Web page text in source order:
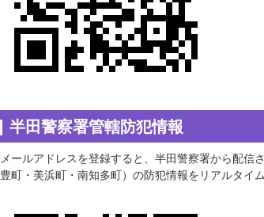
半田警察署管轄防犯情報
メールアドレスを登録すると、半田警察署から配
豊町・美浜町・南知多町）の防犯情報をリアルタイ